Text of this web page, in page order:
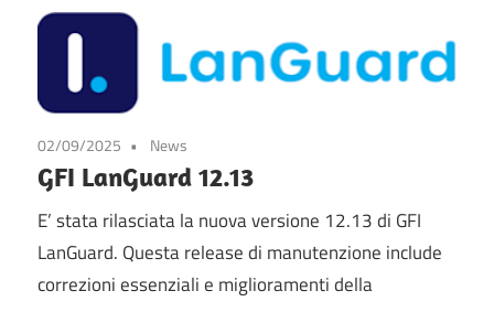
02/09/2025 News
GFI LanGuard 12.13
E’ stata rilasciata la nuova versione 12.13 di GFI
LanGuard. Questa release di manutenzione include
correzioni essenziali e miglioramenti della